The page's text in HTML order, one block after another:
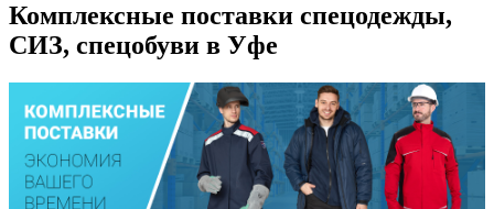
Комплексные поставки спецодежды,
СИЗ, спецобуви в Уфе